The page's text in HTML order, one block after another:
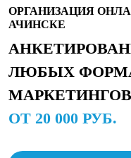
ОРГАНИЗАЦИЯ
АЧИНСКЕ
ЛЮБЫХ
ОТ 20 000 РУБ.